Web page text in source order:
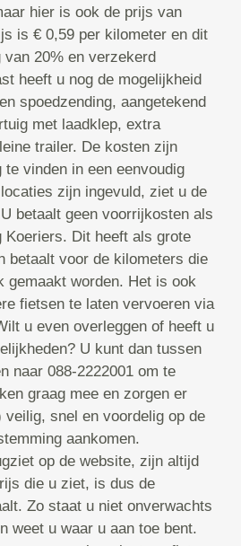
hier is ook de prijs van
is € 0,59 per kilometer en dit
20% en verzekerd
heeft u nog de mogelijkheid
spoedzending, aangetekend
met laadklep, extra
trailer. De kosten zijn
vinden in een eenvoudig
zijn ingevuld, ziet u de
betaalt geen voorrijkosten als
Koeriers. Dit heeft als grote
betaalt voor de kilometers die
gemaakt worden. Het is ook
fietsen te laten vervoeren via
u even overleggen of heeft u
U kunt dan tussen
naar 088-2222001 om te
graag mee en zorgen er
snel en voordelig op de
aankomen.
op de website, zijn altijd
die u ziet, is dus de
Zo staat u niet onverwachts
weet u waar u aan toe bent.